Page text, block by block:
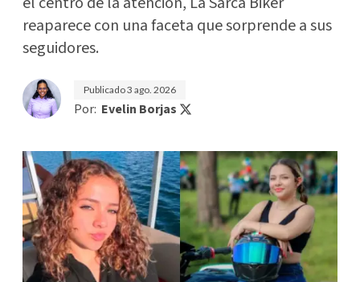
reaparece con una faceta que sorprende a sus
seguidores.
Publicado3 ago. 2026
Por: Evelin Borjas